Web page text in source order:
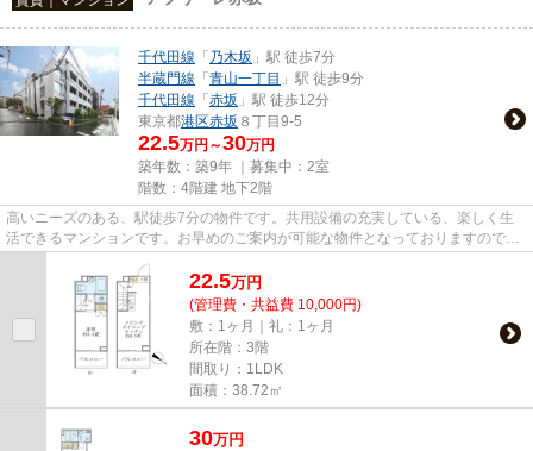
千代田線 「 乃木坂 」駅 徒歩7分
半蔵門線 「青山一丁目 」駅 徒歩9分
千代田線 「赤坂 」駅 徒歩12分
東京都港区赤坂 ８丁目9-5
22.5万円～30万円
築年数：築9年 ｜募集中： 2室
階数：4階建 地下2階
高いニーズのある、駅徒歩7分の物件です。共用設備の充実している、楽しく生
活できるマンションです。お早めのご案内が可能な物件となっておりますので、
内見のご予約お待ちしておりま...
22.5万円
(管理費・共益費 10,000円)
敷：1ヶ月｜礼：1ヶ月
所在階：3階
間取り：1LDK
面積：38.72㎡
30万円